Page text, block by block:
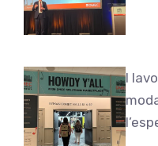
I